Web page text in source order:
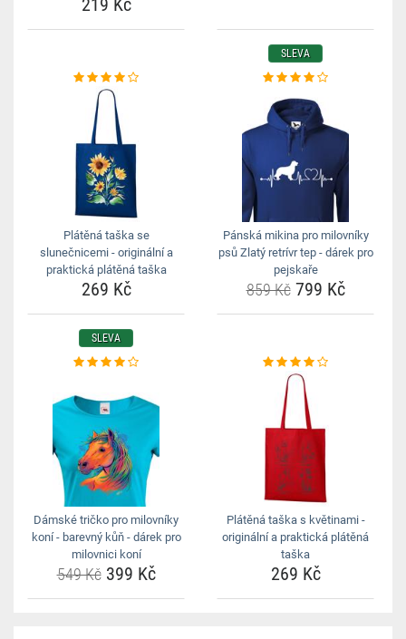
219 Kč
Plátěná taška se
slunečnicemi - originální a
praktická plátěná taška
269 Kč
SLEVA
Pánská mikina pro milovníky
psů Zlatý retrívr tep - dárek pro
pejskaře
859 Kč799 Kč
SLEVA
Dámské tričko pro milovníky
koní - barevný kůň - dárek pro
milovnici koní
549 Kč399 Kč
Plátěná taška s květinami -
originální a praktická plátěná
taška
269 Kč